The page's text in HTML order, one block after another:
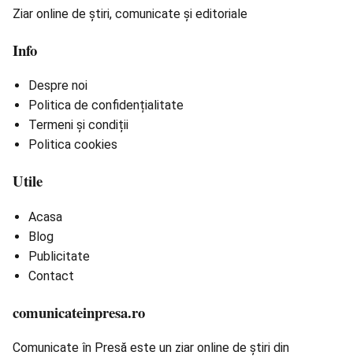
Ziar online de știri, comunicate și editoriale
Info
Despre noi
Politica de confidențialitate
Termeni și condiții
Politica cookies
Utile
Acasa
Blog
Publicitate
Contact
comunicateinpresa.ro
Comunicate în Presă este un ziar online de știri din